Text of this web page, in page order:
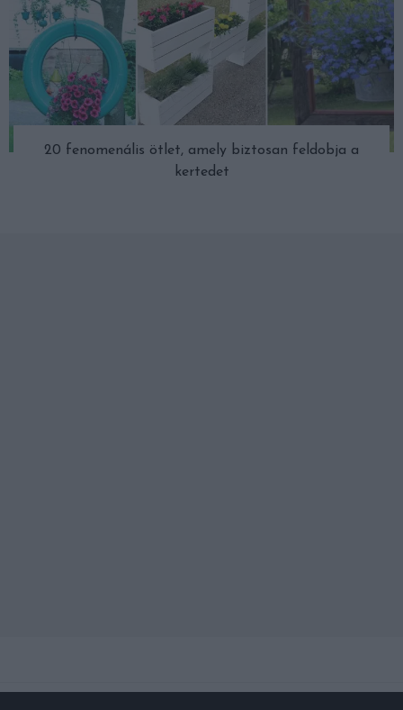
20 fenomenális ötlet, amely biztosan feldobja a
kertedet